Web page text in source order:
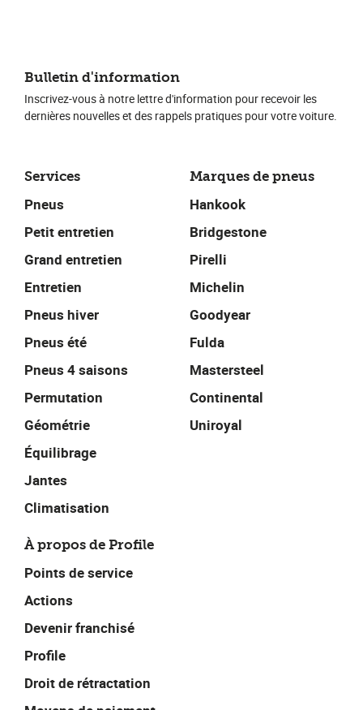
Services
Pneus
Petit entretien
Grand entretien
Entretien
Pneus hiver
Pneus été
Pneus 4 saisons
Permutation
Géométrie
Équilibrage
Jantes
Climatisation
Marques de pneus
Hankook
Bridgestone
Pirelli
Michelin
Goodyear
Fulda
Mastersteel
Continental
Uniroyal
À propos de Profile
Points de service
Actions
Devenir franchisé
Profile
Droit de rétractation
Bulletin d'information
Inscrivez-vous à notre lettre d'information pour recevoir les
dernières nouvelles et des rappels pratiques pour votre voiture.